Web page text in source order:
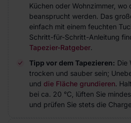
Küchen oder Wohnzimmer, wo
beansprucht werden. Das
einfach mit einem feuchten
Schritt-für-Schritt-Anleitung
Tapezier-Ratgeber.
Tipp vor dem Tapezieren: Die
trocken und sauber sein;
und die Fläche grundieren.
bei ca. 20 °C, lüften Sie
und prüfen Sie stets die